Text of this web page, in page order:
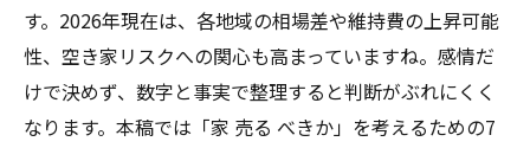
す。2026年現在は、各地域の相場差や維持費の上昇可能
性、空き家リスクへの関心も高まっていますね。感情だ
けで決めず、数字と事実で整理すると判断がぶれにくく
なります。本稿では「家 売る べきか」を考えるための7